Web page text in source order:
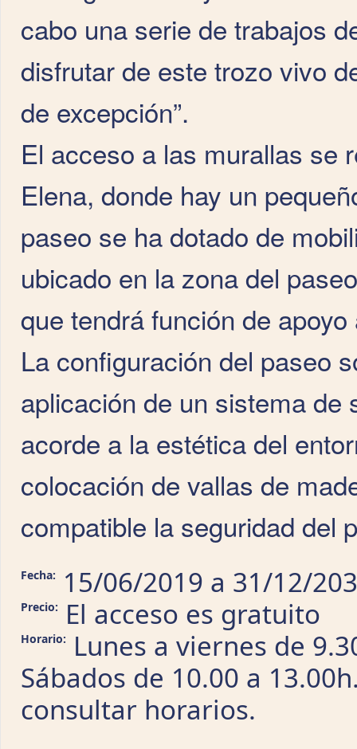
cabo una serie de trabajos
disfrutar de este trozo vivo
de excepción”.
El acceso a las murallas se
Elena, donde hay un
paseo se ha dotado de
ubicado en la zona del
que tendrá función de
La configuración del paseo
aplicación de un sistema
acorde a la estética del
colocación de vallas de
compatible la seguridad del
Fecha: 15/06/2019 a 31/12/
Precio: El acceso es gratuito
Horario:
Lunes a viernes de
Sábados de 10.00 a
consultar horarios.